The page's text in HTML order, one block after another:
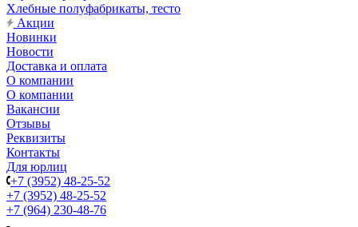
Хлебные полуфабрикаты, тесто
Акции
Новинки
Новости
Доставка и оплата
О компании
О компании
Вакансии
Отзывы
Реквизиты
Контакты
Для юрлиц
+7 (3952) 48-25-52
+7 (3952) 48-25-52
+7 (964) 230-48-76